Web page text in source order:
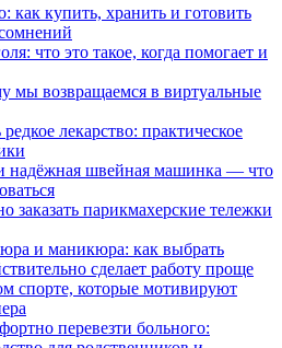
как купить, хранить и готовить
что это такое, когда помогает и
мы возвращаемся в виртуальные
лекарство: практическое
надёжная швейная машинка — что
заказать парикмахерские тележки
и маникюра: как выбрать
сделает работу проще
спорте, которые мотивируют
перевезти больного: